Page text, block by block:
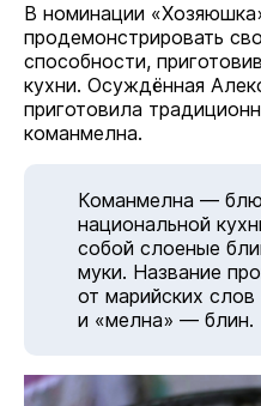
В номинации
продемонстрировать
способности,
кухни. Осуждённая
приготовила
команмелна.
Команмелна —
национальной
собой слоеные
муки. Название
от марийских
и «мелна» — блин.